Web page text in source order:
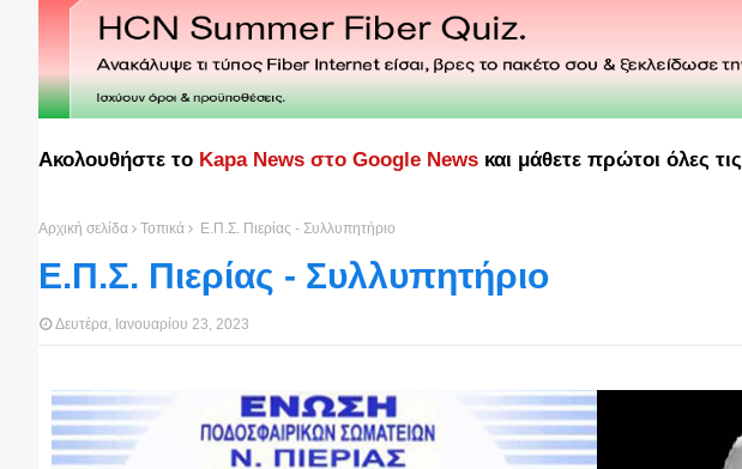
Ακολουθήστε το Kapa News στο Google News και μάθετε πρώτοι όλες τις
Αρχική σελίδα Τοπικά Ε.Π.Σ. Πιερίας - Συλλυπητήριο
Ε.Π.Σ. Πιερίας - Συλλυπητήριο
Δευτέρα, Ιανουαρίου 23, 2023